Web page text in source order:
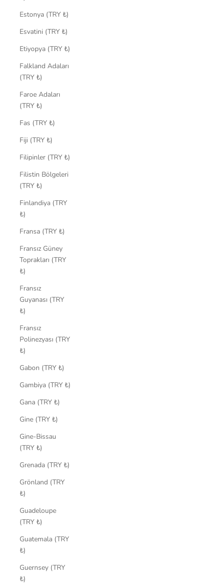
Estonya (TRY ₺)
Esvatini (TRY ₺)
Etiyopya (TRY ₺)
Falkland Adaları
(TRY ₺)
Faroe Adaları
(TRY ₺)
Fas (TRY ₺)
Fiji (TRY ₺)
Filipinler (TRY ₺)
Filistin Bölgeleri
(TRY ₺)
Finlandiya (TRY
₺)
Fransa (TRY ₺)
Fransız Güney
Toprakları (TRY
₺)
Fransız
Guyanası (TRY
₺)
Fransız
Polinezyası (TRY
₺)
Gabon (TRY ₺)
Gambiya (TRY ₺)
Gana (TRY ₺)
Gine (TRY ₺)
Gine-Bissau
(TRY ₺)
Grenada (TRY ₺)
Grönland (TRY
₺)
Guadeloupe
(TRY ₺)
Guatemala (TRY
₺)
Guernsey (TRY
₺)